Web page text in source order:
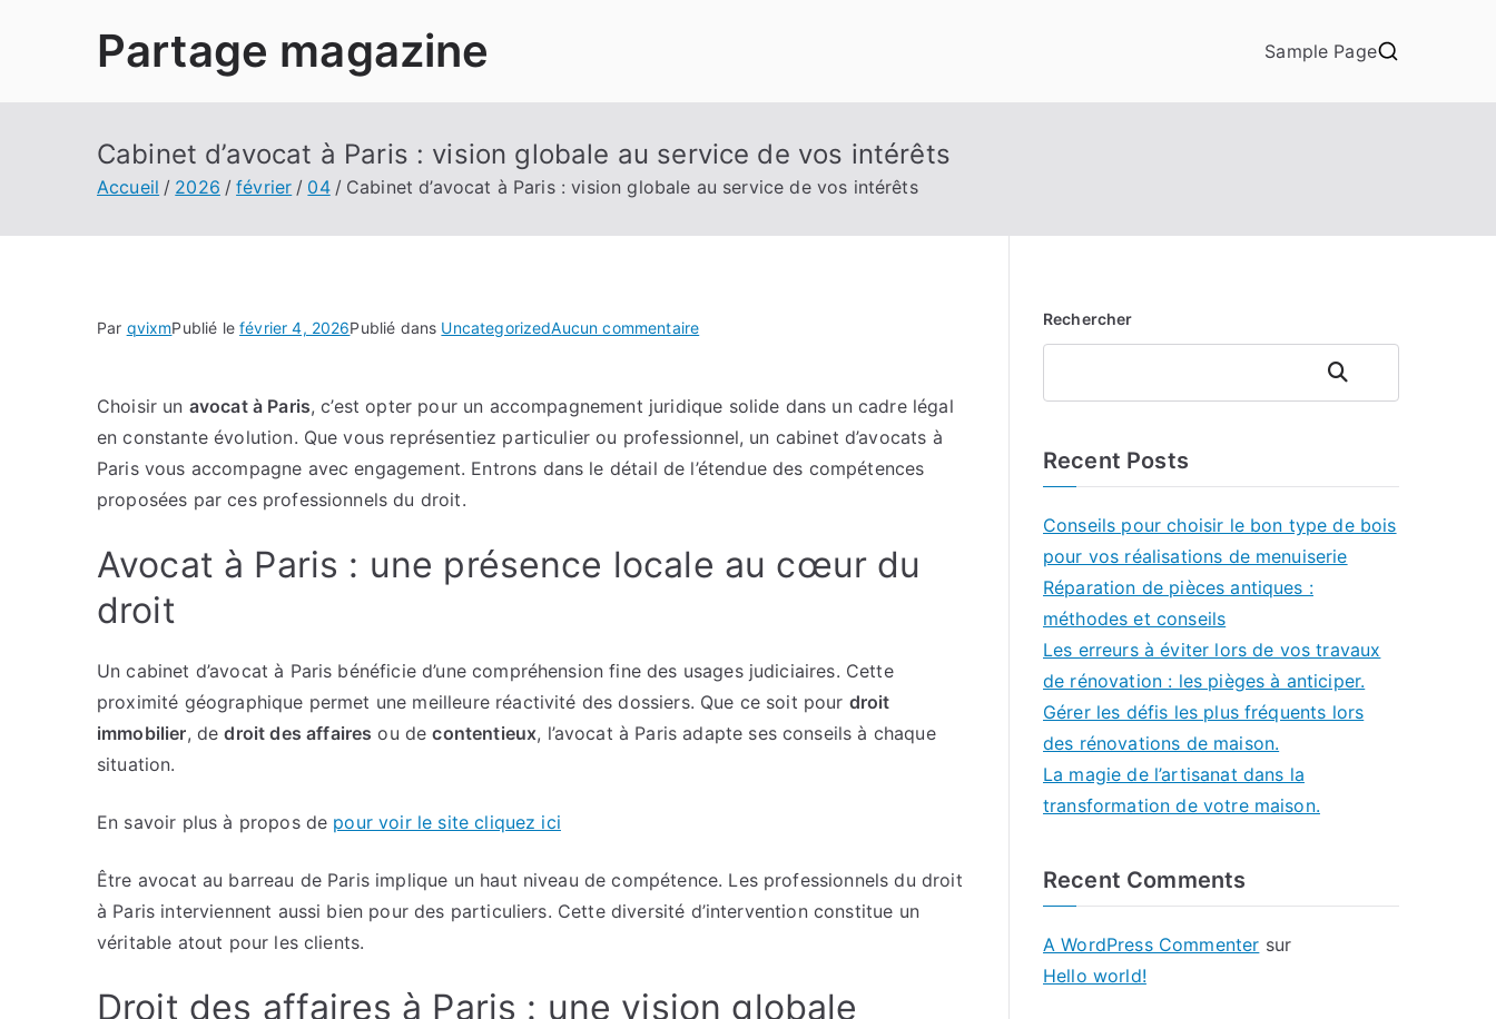
Partage magazine Sample Page
Cabinet d’avocat à Paris : vision globale au service de vos intérêts
Accueil 2026 février 04 Cabinet d’avocat à Paris : vision globale au service de vos intérêts
Par qvixmPublié lefévrier 4, 2026Publié dans UncategorizedAucun commentairesur
à
Paris
:
service
intérêts
Choisir un avocat à Paris, c’est opter pour un accompagnement juridique solide dans un cadre légal
en constante évolution. Que vous représentiez particulier ou professionnel, un cabinet d’avocats à
Paris vous accompagne avec engagement. Entrons dans le détail de l’étendue des compétences
proposées par ces professionnels du droit.
Avocat à Paris : une présence locale au cœur du
droit
Un cabinet d’avocat à Paris bénéficie d’une compréhension fine des usages judiciaires. Cette
proximité géographique permet une meilleure réactivité des dossiers. Que ce soit pour droit
immobilier, dedroit des affaires ou decontentieux, l’avocat à Paris adapte ses conseils à chaque
situation.
En savoir plus à propos de pour voir le site cliquez ici
Être avocat au barreau de Paris implique un haut niveau de compétence. Les professionnels du droit
à Paris interviennent aussi bien pour des particuliers. Cette diversité d’intervention constitue un
véritable atout pour les clients.
Droit des affaires à Paris : une vision globale
Rechercher
Rechercher
Recent Posts
Conseils pour choisir le bon type de bois
pour vos réalisations de menuiserie
Réparation de pièces antiques :
méthodes et conseils
Les erreurs à éviter lors de vos travaux
de rénovation : les pièges à anticiper.
Gérer les défis les plus fréquents lors
des rénovations de maison.
La magie de l’artisanat dans la
transformation de votre maison.
Recent Comments
A WordPress Commenter sur
Hello world!